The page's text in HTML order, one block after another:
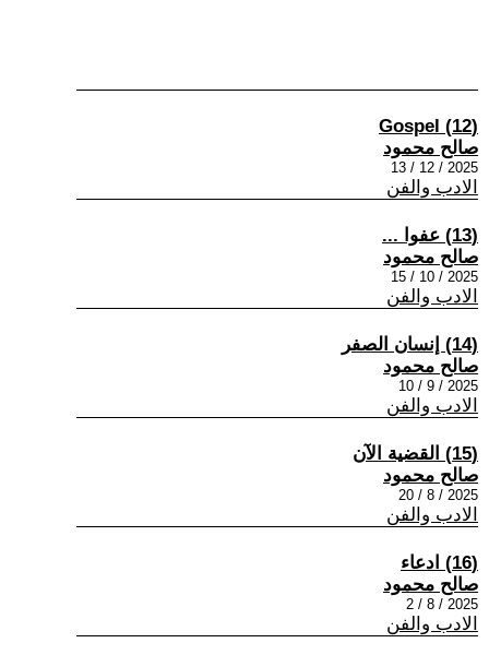
(12) Gospel
صالح محمود
2025 / 12 / 13
الادب والفن
(13) عفوا ...
صالح محمود
2025 / 10 / 15
الادب والفن
(14) إنسان الصفر
صالح محمود
2025 / 9 / 10
الادب والفن
(15) القضية الآن
صالح محمود
2025 / 8 / 20
الادب والفن
(16) ادعاء
صالح محمود
2025 / 8 / 2
الادب والفن